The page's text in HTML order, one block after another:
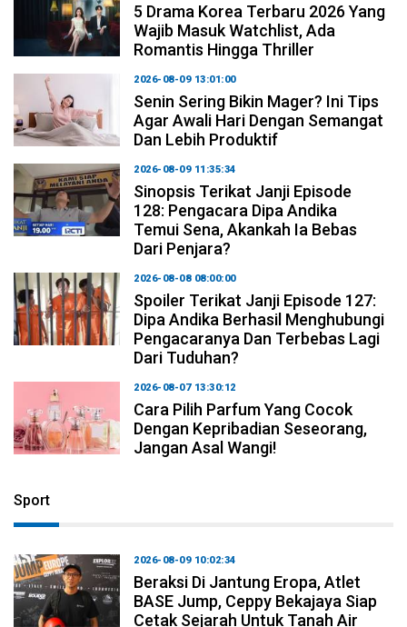
5 Drama Korea Terbaru 2026 Yang
Wajib Masuk Watchlist, Ada
Romantis Hingga Thriller
2026-08-09 13:01:00
Senin Sering Bikin Mager? Ini Tips
Agar Awali Hari Dengan Semangat
Dan Lebih Produktif
2026-08-09 11:35:34
Sinopsis Terikat Janji Episode
128: Pengacara Dipa Andika
Temui Sena, Akankah Ia Bebas
Dari Penjara?
2026-08-08 08:00:00
Spoiler Terikat Janji Episode 127:
Dipa Andika Berhasil Menghubungi
Pengacaranya Dan Terbebas Lagi
Dari Tuduhan?
2026-08-07 13:30:12
Cara Pilih Parfum Yang Cocok
Dengan Kepribadian Seseorang,
Jangan Asal Wangi!
Sport
2026-08-09 10:02:34
Beraksi Di Jantung Eropa, Atlet
BASE Jump, Ceppy Bekajaya Siap
Cetak Sejarah Untuk Tanah Air